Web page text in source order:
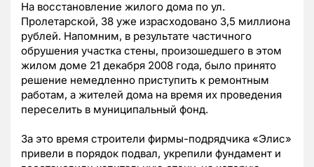
На восстановление жилого дома по ул.
Пролетарской, 38 уже израсходовано 3,5 миллиона
рублей. Напомним, в результате частичного
обрушения участка стены, произошедшего в этом
жилом доме 21 декабря 2008 года, было принято
решение немедленно приступить к ремонтным
работам, а жителей дома на время их проведения
переселить в муниципальный фонд.
За это время строители фирмы-подрядчика «Элис»
привели в порядок подвал, укрепили фундамент и